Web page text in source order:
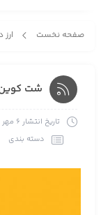
صفحه نخست
شت
تاریخ انتشار 6 مهر 1400
دسته بندی